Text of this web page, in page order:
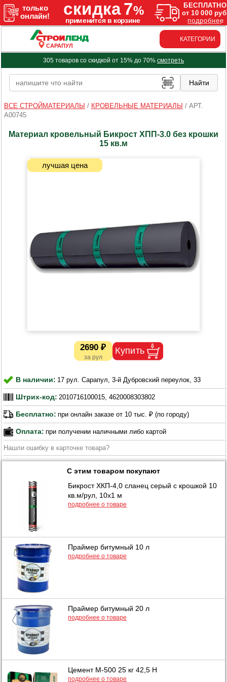
САРАПУЛ
КАТЕГОРИИ
305 товаров со скидкой от 15% до 70% смотреть
ВСЕ СТРОЙМАТЕРИАЛЫ / КРОВЕЛЬНЫЕ МАТЕРИАЛЫ / АРТ.
A00745
Материал кровельный Бикрост ХПП-3.0 без крошки
15 кв.м
2690 ₽
В наличии: 17 рул. Сарапул, 3-й Дубровский переулок, 33
Штрих-код: 2010716100015, 4620008303802
Бесплатно: при онлайн заказе от 10 тыс. ₽ (по городу)
Оплата: при получении наличными либо картой
Нашли ошибку в карточке товара?
С этим товаром покупают
Бикрост ХКП-4,0 сланец серый с крошкой 10
кв.м/рул, 10x1 м
подробнее о товаре
Праймер битумный 10 л
подробнее о товаре
Праймер битумный 20 л
подробнее о товаре
Цемент М-500 25 кг 42,5 Н
подробнее о товаре